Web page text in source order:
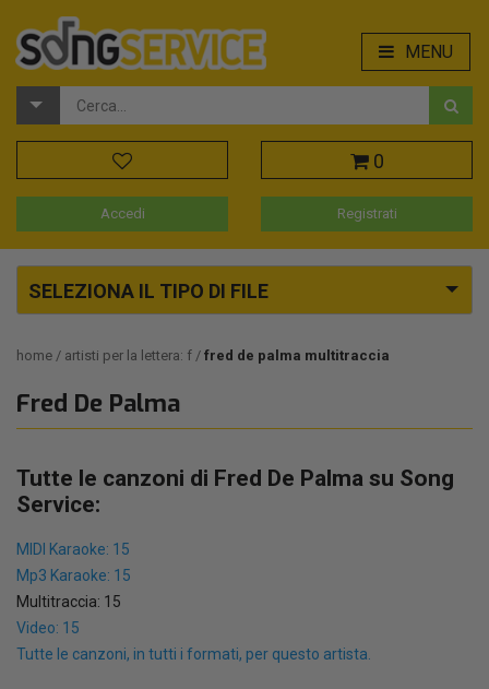
MENU
0
Accedi Registrati
SELEZIONA IL TIPO DI FILE
home artisti per la lettera: f fred de palma multitraccia
Fred De Palma
Tutte le canzoni di Fred De Palma su Song
Service:
MIDI Karaoke: 15
Mp3 Karaoke: 15
Multitraccia: 15
Video: 15
Tutte le canzoni, in tutti i formati, per questo artista.